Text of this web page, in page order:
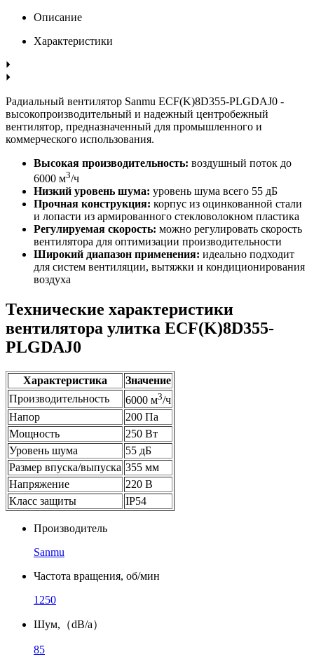
Описание
Характеристики
Радиальный вентилятор Sanmu ECF(K)8D355-PLGDAJ0 -
высокопроизводительный и надежный центробежный
вентилятор, предназначенный для промышленного и
коммерческого использования.
Высокая производительность: воздушный поток до
6000 м3/ч
Низкий уровень шума: уровень шума всего 55 дБ
Прочная конструкция: корпус из оцинкованной стали
и лопасти из армированного стекловолокном пластика
Регулируемая скорость: можно регулировать скорость
вентилятора для оптимизации производительности
Широкий диапазон применения: идеально подходит
для систем вентиляции, вытяжки и кондиционирования
воздуха
Технические характеристики
вентилятора улитка ECF(K)8D355-
PLGDAJ0
Характеристика
Значение
Производительность
6000 м3/ч
Напор
200 Па
Мощность
250 Вт
Уровень шума
55 дБ
Размер впуска/выпуска 355 мм
Напряжение
220 В
Класс защиты
IP54
Производитель
Sanmu
Частота вращения, об/мин
1250
Шум,（dB/a）
85